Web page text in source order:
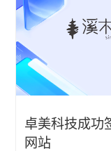
卓美科技成功
网站